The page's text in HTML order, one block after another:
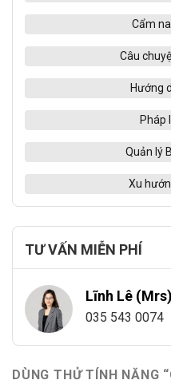
Cẩm
Câu
Hướng
Pháp
Quản lý
Xu
TƯ VẤN MIỄN PHÍ
Lĩnh Lê (Mrs)
035 543 0074
DÙNG THỬ TÍNH NĂNG